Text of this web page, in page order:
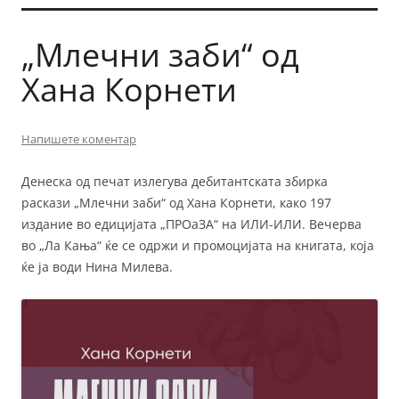
„Млечни заби“ од
Хана Корнети
Напишете коментар
Денеска од печат излегува дебитантската збирка
раскази „Млечни заби“ од Хана Корнети, како 197
издание во едицијата „ПРОаЗА“ на ИЛИ-ИЛИ. Вечерва
во „Ла Кања“ ќе се одржи и промоцијата на книгата, која
ќе ја води Нина Милева.